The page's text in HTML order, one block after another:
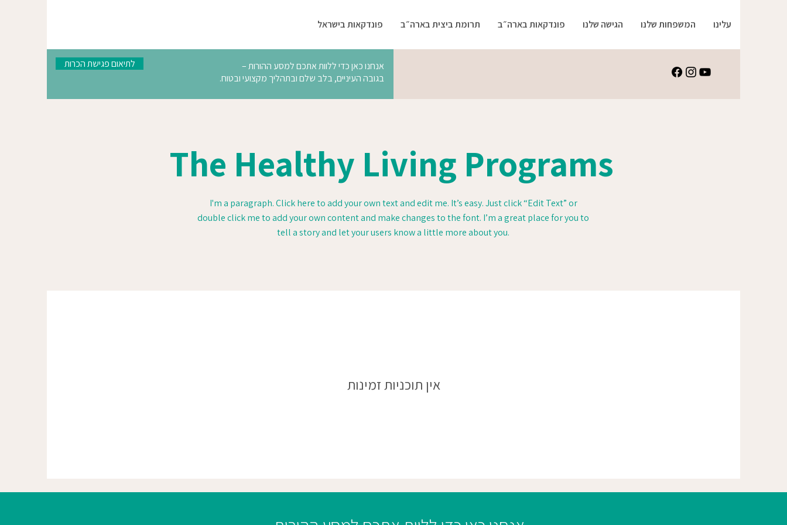
עלינו המשפחות שלנו הגישה שלנו פונדקאות בארה״ב תרומת ביצית בארה״ב פונדקאות בישראל
לתיאום פגישת הכרות
אנחנו כאן כדי ללוות אתכם למסע ההורות –
בגובה העיניים, בלב שלם ובתהליך מקצועי ובטוח.
The Healthy Living Programs
I'm a paragraph. Click here to add your own text and edit me. It’s easy. Just click “Edit Text” or
double click me to add your own content and make changes to the font. I’m a great place for you to
tell a story and let your users know a little more about you.
אין תוכניות זמינות